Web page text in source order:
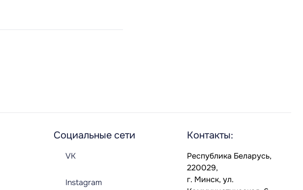
Социальные сети
VK
Instagram
Контакты:
Республика Беларусь,
220029,
г. Минск, ул.